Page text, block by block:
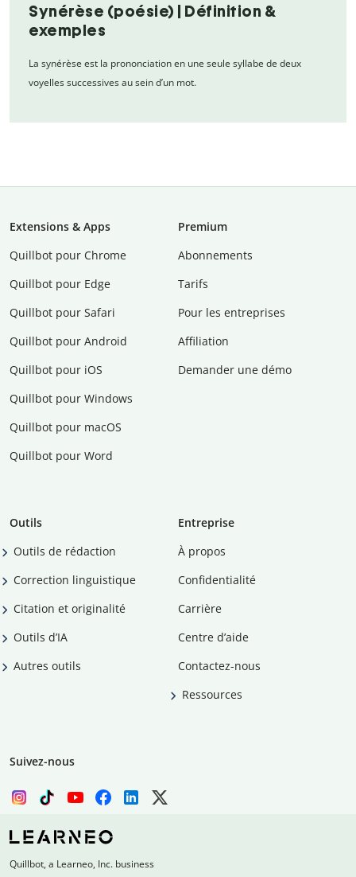
Synérèse (poésie) | Définition &
exemples
La synérèse est la prononciation en une seule syllabe de deux
voyelles successives au sein d’un mot.
Extensions & Apps
Quillbot pour Chrome
Quillbot pour Edge
Quillbot pour Safari
Quillbot pour Android
Quillbot pour iOS
Quillbot pour Windows
Quillbot pour macOS
Quillbot pour Word
Premium
Abonnements
Tarifs
Pour les entreprises
Affiliation
Demander une démo
Outils
Outils de rédaction
Correction linguistique
Citation et originalité
Outils d’IA
Autres outils
Entreprise
À propos
Confidentialité
Carrière
Centre d’aide
Contactez-nous
Ressources
Suivez-nous
Quillbot, a Learneo, Inc. business